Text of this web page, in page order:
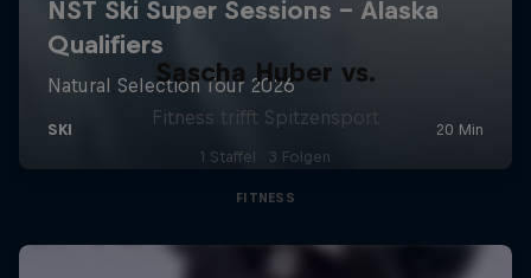
Sascha Huber vs.
Fitness trifft Spitzensport
1 Staffel · 3 Folgen
FITNESS